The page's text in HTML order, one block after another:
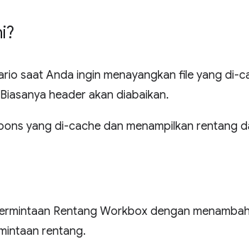
saat Anda ingin menayangkan file yang di-
header akan diabaikan.
yang di-cache dan menampilkan rentang
Rentang Workbox dengan
rentang.